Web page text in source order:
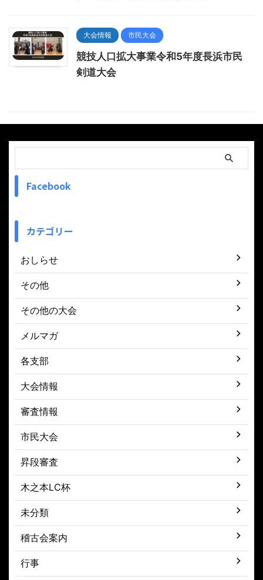
大会情報 市民大会
競技人口拡大事業令和5年度長浜市民
剣道大会
Facebook
カテゴリー
おしらせ
その他
その他の大会
メルマガ
各支部
大会情報
審査情報
市民大会
昇段審査
木之本LC杯
未分類
稽古会案内
行事